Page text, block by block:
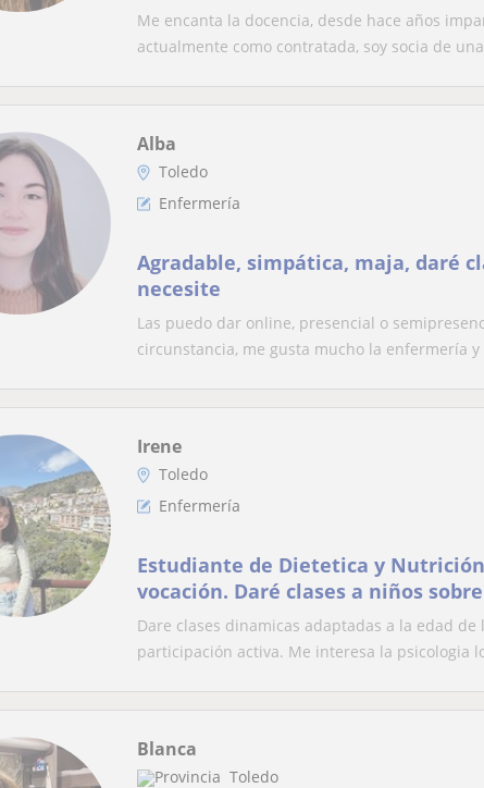
Me encanta la docencia, desde hace años
actualmente como contratada, soy socia de
Alba
Toledo
Enfermería
Agradable, simpática, maja, daré
necesite
Las puedo dar online, presencial o
circunstancia, me gusta mucho la enfermería y
Irene
Toledo
Enfermería
Estudiante de Dietetica y
vocación. Daré clases a niños
Dare clases dinamicas adaptadas a la edad
participación activa. Me interesa la psicologia
Blanca
Toledo